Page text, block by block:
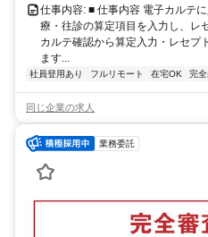
仕事内容: ■ 仕事内容 電子カルテ
療・往診の算定項目を入力し、レ
カルテ確認から算定入力・レセプ
ます...
社員登用あり フルリモート 在宅OK 完全
同じ企業の求人
業務委託